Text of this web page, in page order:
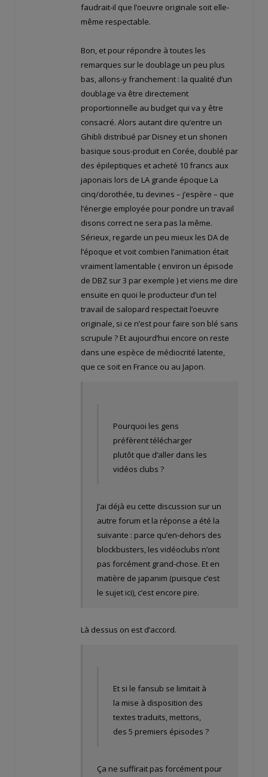
faudrait-il que l’oeuvre originale soit elle-
même respectable.
Bon, et pour répondre à toutes les
remarques sur le doublage un peu plus
bas, allons-y franchement : la qualité d’un
doublage va être directement
proportionnelle au budget qui va y être
consacré. Alors autant dire qu’entre un
Ghibli distribué par Disney et un shonen
basique sous-produit en Corée, doublé par
des épileptiques et acheté 10 francs aux
japonais lors de LA grande époque La
cinq/dorothée, tu devines – j’espère – que
l’énergie employée pour pondre un travail
disons correct ne sera pas la même.
Sérieux, regarde un peu mieux les DA de
l’époque et voit combien l’animation était
vraiment lamentable ( environ un épisode
de DBZ sur 3 par exemple ) et viens me dire
ensuite en quoi le producteur d’un tel
travail de salopard respectait l’oeuvre
originale, si ce n’est pour faire son blé sans
scrupule ? Et aujourd’hui encore on reste
dans une espèce de médiocrité latente,
que ce soit en France ou au Japon.
Pourquoi les gens
préfèrent télécharger
plutôt que d’aller dans les
vidéos clubs ?
J’ai déjà eu cette discussion sur un
autre forum et la réponse a été la
suivante : parce qu’en-dehors des
blockbusters, les vidéoclubs n’ont
pas forcément grand-chose. Et en
matière de japanim (puisque c’est
le sujet ici), c’est encore pire.
Là dessus on est d’accord.
Et si le fansub se limitait à
la mise à disposition des
textes traduits, mettons,
des 5 premiers épisodes ?
Ça ne suffirait pas forcément pour